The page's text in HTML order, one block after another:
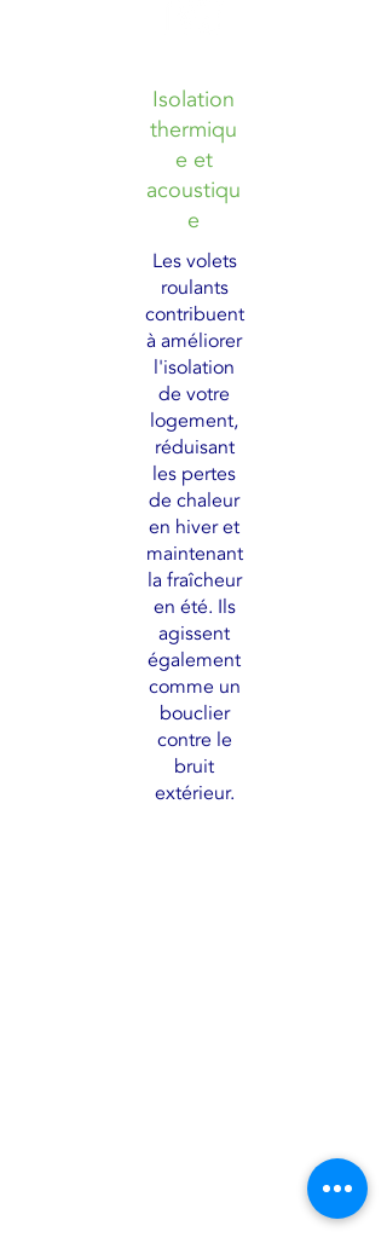
Isolation
thermiqu
e et
acoustiqu
e
Les volets
roulants
contribuent
à améliorer
l'isolation
de votre
logement,
réduisant
les pertes
de chaleur
en hiver et
maintenant
la fraîcheur
en été. Ils
agissent
également
comme un
bouclier
contre le
bruit
extérieur.